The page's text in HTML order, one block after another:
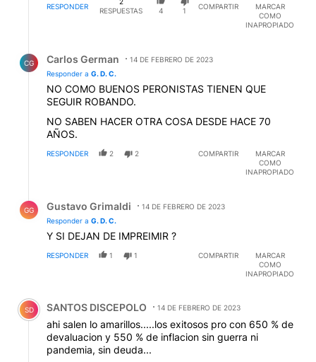
RESPONDER
2
RESPUESTAS
4 1
COMPARTIR
MARCAR
COMO
INAPROPIADO
CG Carlos German
14 DE FEBRERO DE 2023
Responder a G. D. C.
NO COMO BUENOS PERONISTAS TIENEN QUE
SEGUIR ROBANDO.
NO SABEN HACER OTRA COSA DESDE HACE 70
AÑOS.
RESPONDER 2 2 COMPARTIR
MARCAR
COMO
INAPROPIADO
GG Gustavo Grimaldi
14 DE FEBRERO DE 2023
Responder a G. D. C.
Y SI DEJAN DE IMPREIMIR ?
RESPONDER 1 1 COMPARTIR
MARCAR
COMO
INAPROPIADO
Comentario de SANTOS DISCEPOLO.
SD SANTOS DISCEPOLO 14 DE FEBRERO DE 2023
ahi salen lo amarillos.....los exitosos pro con 650 % de
devaluacion y 550 % de inflacion sin guerra ni
pandemia, sin deuda...